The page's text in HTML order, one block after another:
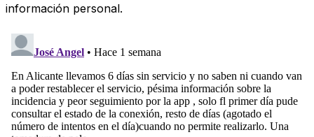
información personal.